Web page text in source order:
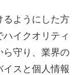
るようにした方
イクオリティ
ら守り、業界の
スと個人情報